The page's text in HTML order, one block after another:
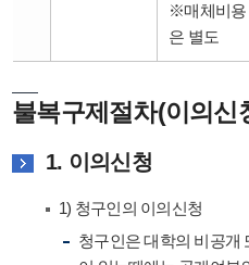
※매체비용
은 별도
불복구제절차(이의신
1. 이의신청
1) 청구인의 이의신청
청구인은 대학의 비공개